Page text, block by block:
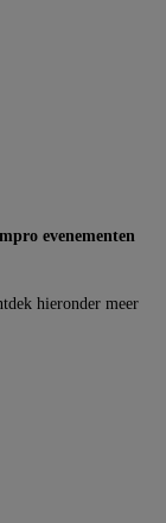
evenementen
hieronder meer